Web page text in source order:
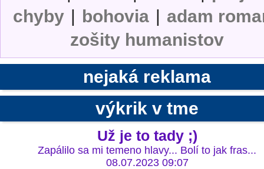
chyby | bohovia | adam
zošity humanistov
nejaká reklama
výkrik v tme
Už je to tady ;)
Zapálilo sa mi temeno hlavy... Bolí to jak fras...
08.07.2023 09:07